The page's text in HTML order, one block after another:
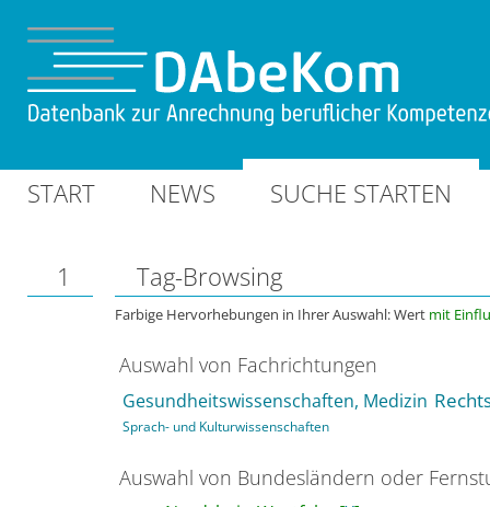
START NEWS SUCHE STARTEN
1 Tag-Browsing
Farbige Hervorhebungen in Ihrer Auswahl: Wert mit
Auswahl von Fachrichtungen
Gesundheitswissenschaften, Medizin
Sprach- und Kulturwissenschaften
Auswahl von Bundesländern oder